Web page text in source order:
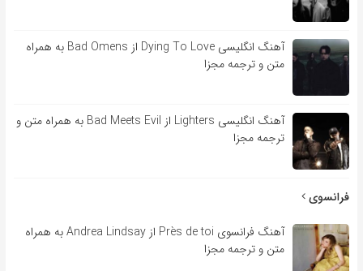
آهنگ انگلیسی Dying To Love از Bad Omens به همراه
متن و ترجمه مجزا
آهنگ انگلیسی Lighters از Bad Meets Evil به همراه متن و
ترجمه مجزا
فرانسوی
آهنگ فرانسوی Près de toi از Andrea Lindsay به همراه
متن و ترجمه مجزا